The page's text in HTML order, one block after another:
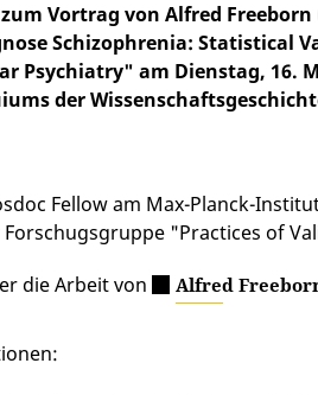
Vortrag von Alfred
Schizophrenia: Statistical
Psychiatry" am Dienstag, 16.
der
Fellow am Max-Planck-
"Practices of
die Arbeit von
Alfred